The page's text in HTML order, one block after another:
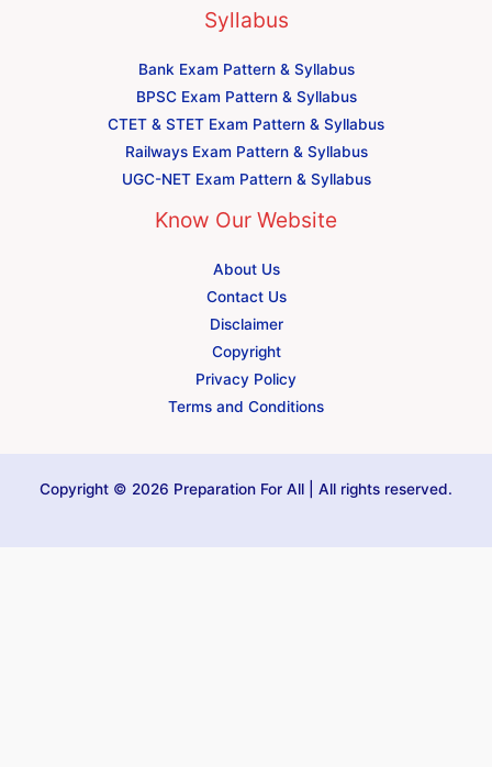
Syllabus
Bank Exam Pattern & Syllabus
BPSC Exam Pattern & Syllabus
CTET & STET Exam Pattern & Syllabus
Railways Exam Pattern & Syllabus
UGC-NET Exam Pattern & Syllabus
Know Our Website
About Us
Contact Us
Disclaimer
Copyright
Privacy Policy
Terms and Conditions
Copyright © 2026 Preparation For All | All rights reserved.